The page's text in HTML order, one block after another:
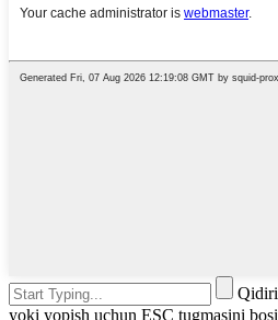
yoki yopish uchun ESC tugmasini